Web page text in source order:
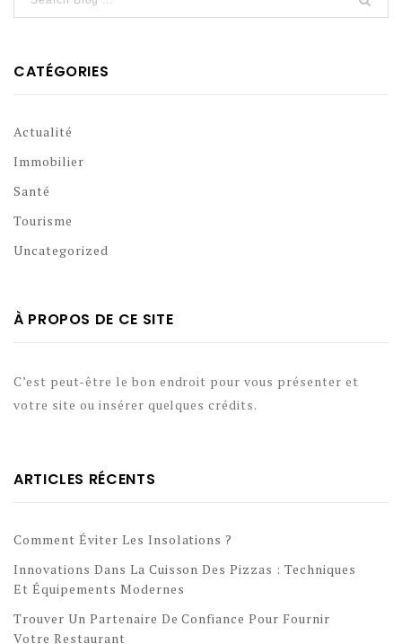
CATÉGORIES
Actualité
Immobilier
Santé
Tourisme
Uncategorized
À PROPOS DE CE SITE
C’est peut-être le bon endroit pour vous présenter et
votre site ou insérer quelques crédits.
ARTICLES RÉCENTS
Comment Éviter Les Insolations ?
Innovations Dans La Cuisson Des Pizzas : Techniques
Et Équipements Modernes
Trouver Un Partenaire De Confiance Pour Fournir
Votre Restaurant